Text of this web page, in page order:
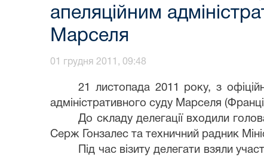
апеляційним
Марселя
01 грудня 2011, 09:48
21 листопада 2011 року, з
адміністративного суду Марселя
До складу делегації входили
Серж Гонзалес та техничний радник
Під час візиту делегати взяли